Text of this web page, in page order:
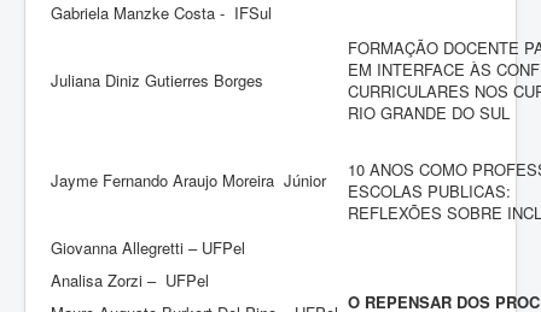
Gabriela Manzke Costa - IFSul
Juliana Diniz Gutierres Borges
FORMAÇÃO DOCENTE
EM INTERFACE ÀS
CURRICULARES NOS
RIO GRANDE DO SUL
Jayme Fernando Araujo Moreira Júnior
10 ANOS COMO
ESCOLAS PUBLICAS:
REFLEXÕES SOBRE
Giovanna Allegretti – UFPel
Analisa Zorzi – UFPel
O REPENSAR DOS